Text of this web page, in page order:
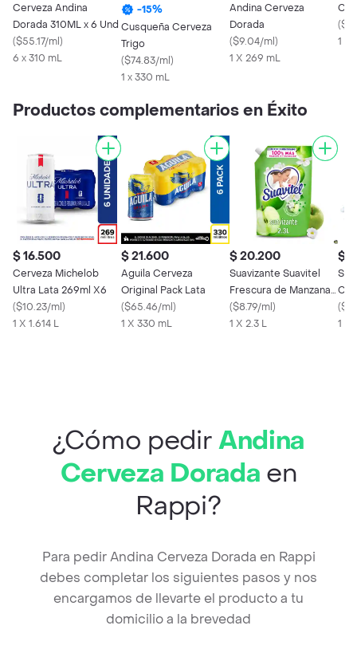
Cerveza Andina
Dorada 310ML x 6 Und
($55.17/ml)
6 x 310 mL
-15%
Cusqueña Cerveza
Trigo
($74.83/ml)
1 x 330 mL
Andina Cerveza
Dorada
($9.04/ml)
1 X 269 mL
(
1 x
Productos complementarios en Éxito
$ 16.500
Cerveza Michelob
Ultra Lata 269ml X6
($10.23/ml)
1 X 1.614 L
$ 21.600
Aguila Cerveza
Original Pack Lata
($65.46/ml)
1 X 330 mL
$ 20.200
Suavizante Suavitel
Frescura de Manzana
2.3 L
($8.79/ml)
1 X 2.3 L
$
(
1 X
¿Cómo pedirAndina
Cerveza Dorada en
Rappi?
Para pedir Andina Cerveza Dorada en Rappi
debes completar los siguientes pasos y nos
encargamos de llevarte el producto a tu
domicilio a la brevedad